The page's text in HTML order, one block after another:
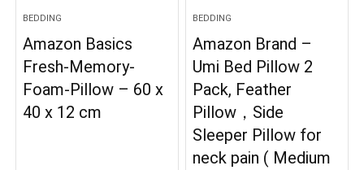
BEDDING
Amazon Basics
Fresh-Memory-
Foam-Pillow – 60 x
40 x 12 cm
BEDDING
Amazon Brand –
Umi Bed Pillow 2
Pack, Feather
Pillow，Side
Sleeper Pillow for
neck pain ( Medium